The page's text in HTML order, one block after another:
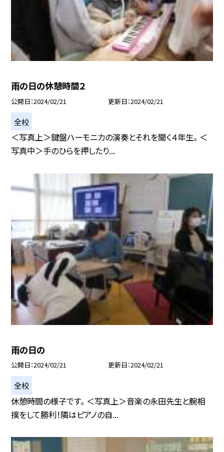
雨の日の休憩時間２
公開日 2024/02/21 更新日 2024/02/21
全校
＜写真上＞鍵盤ハーモニカの演奏とそれを聞く４年生。 ＜
写真中＞手のひらを押したり...
雨の日の
公開日 2024/02/21 更新日 2024/02/21
全校
休憩時間の様子です。 ＜写真上＞音楽の永田先生と腕相
撲をして勝利！隣はピアノの自...